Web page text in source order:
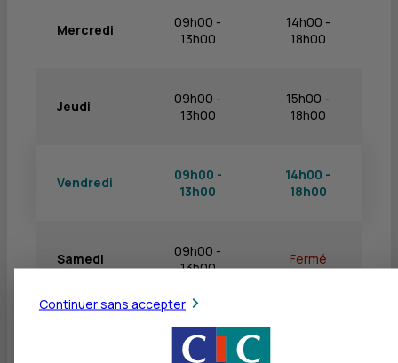
Mercredi
09h00 -
13h00
14h00 -
18h00
Jeudi
09h00 -
13h00
15h00 -
18h00
Vendredi
09h00 -
13h00
14h00 -
18h00
Samedi
09h00 -
13h00
Fermé
Fermé
Continuer sans accepter